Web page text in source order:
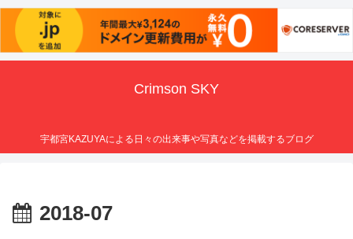
Crimson SKY
宇都宮KAZUYAによる日々の出来事や写真などを掲載するブログ
2018-07